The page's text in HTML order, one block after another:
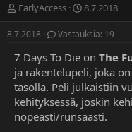
K
s
u
s
t
l
u
EarlyAccess
A
o
t
u
s
ä
i
8.7.2018
8.7.2018 Vastauksia: 19
7 Days To Die on The
ja rakentelupeli, joka
tasolla. Peli julkaistiin
kehityksessä, joskin
nopeasti/runsaasti.